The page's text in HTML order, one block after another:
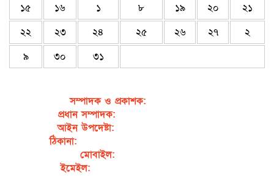
১৫
১৬ ১ ৮ ১৯ ২০
২১
২২
২৩ ২৪ ২৫ ২৬ ২৭
২
৯
৩০ ৩১
সম্পাদক ও প্রকাশক:জেবুন্নেছা জেসি
প্রধান সম্পাদক:
আইন উপদেষ্টা:এডভোকেট নাসরিন আক্তার
ঠিকানা:গর্জনখোলা, চকবাজার, কুমিল্লা – ৩৫০০
মোবাইল:
ইমেইল:sahabibcomilla@gmail.com